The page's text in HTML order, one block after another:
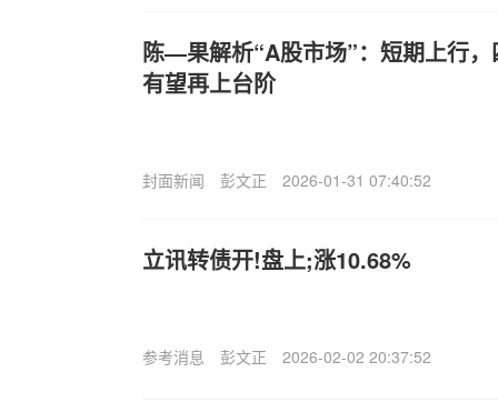
陈—果解析“A股市场”：短期上行
有望再上台阶
封面新闻 彭文正 2026-01-31 07:40:52
立讯转债开!盘上;涨10.68%
参考消息 彭文正 2026-02-02 20:37:52